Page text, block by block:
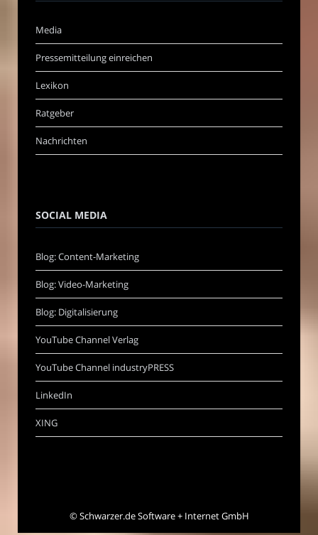
Media
Pressemitteilung einreichen
Lexikon
Ratgeber
Nachrichten
SOCIAL MEDIA
Blog: Content-Marketing
Blog: Video-Marketing
Blog: Digitalisierung
YouTube Channel Verlag
YouTube Channel industryPRESS
LinkedIn
XING
©Schwarzer.de Software + Internet GmbH